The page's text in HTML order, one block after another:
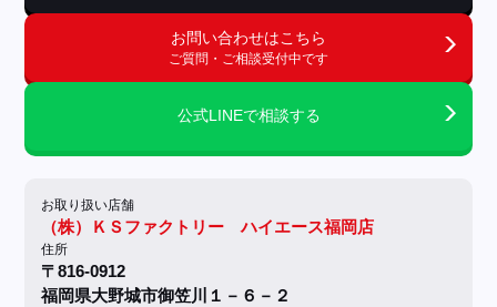
お問い合わせはこちら
ご質問・ご相談受付中です
公式LINEで相談する
お取り扱い店舗
（株）ＫＳファクトリー ハイエース福岡店
住所
〒816-0912
福岡県大野城市御笠川１－６－２